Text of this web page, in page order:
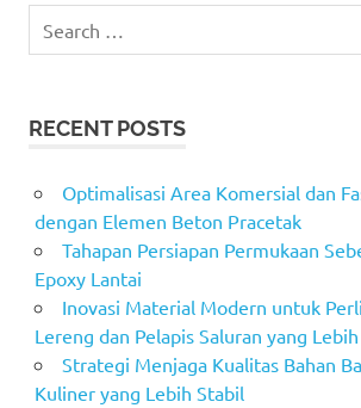
for:
RECENT POSTS
Optimalisasi Area Komersial dan
dengan Elemen Beton Pracetak
Tahapan Persiapan Permukaan
Epoxy Lantai
Inovasi Material Modern untuk
Lereng dan Pelapis Saluran yang
Strategi Menjaga Kualitas Bahan
Kuliner yang Lebih Stabil